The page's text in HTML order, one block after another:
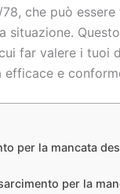
che può
situazione.
far valere i tuoi
e
per la mancata
per la